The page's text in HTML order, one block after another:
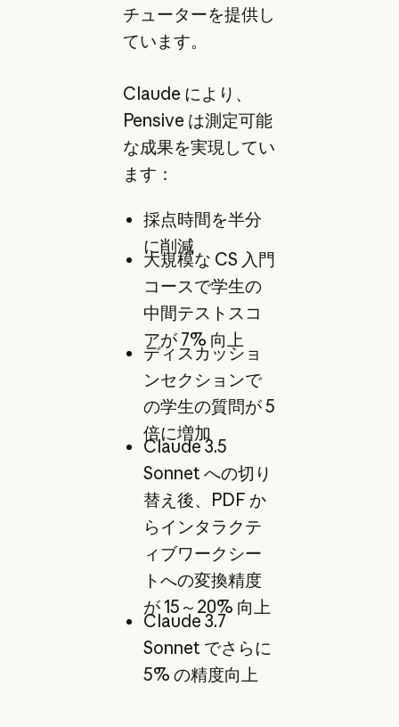
チューターを提供し
ています。
Claude により、
Pensive は測定可能
な成果を実現してい
ます：
採点時間を半分
に削減
大規模な CS 入門
コースで学生の
中間テストスコ
アが 7% 向上
ディスカッショ
ンセクションで
の学生の質問が 5
倍に増加
Claude 3.5
Sonnet への切り
替え後、PDF か
らインタラクテ
ィブワークシー
トへの変換精度
が 15～20% 向上
Claude 3.7
Sonnet でさらに
5% の精度向上